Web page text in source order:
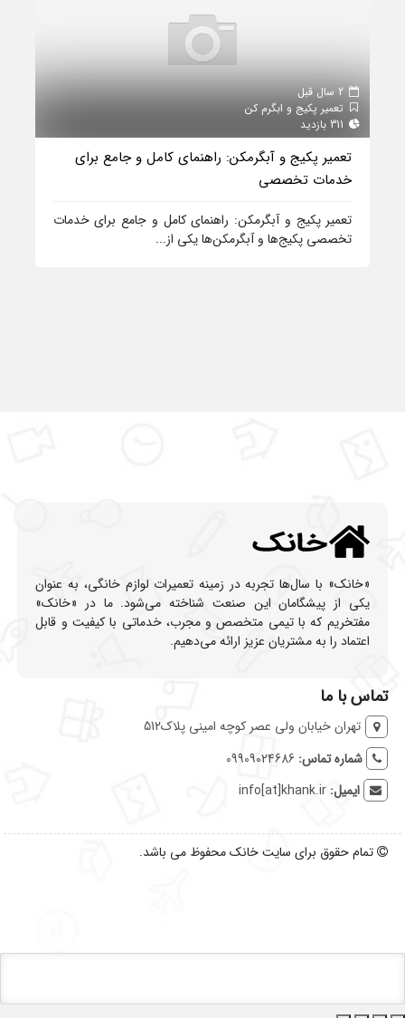
تعمیر پکیج و ابگرم کن
تعمیر پکیج و آبگرمکن: راهنمای کامل و جامع برای
خدمات تخصصی
تعمیر پکیج و آبگرمکن: راهنمای کامل و جامع برای خدمات
تخصصی پکیج‌ها و آبگرمکن‌ها یکی از...
«خانک» با سال‌ها تجربه در زمینه تعمیرات لوازم خانگی، به عنوان
یکی از پیشگامان این صنعت شناخته می‌شود. ما در «خانک»
مفتخریم که با تیمی متخصص و مجرب، خدماتی با کیفیت و قابل
اعتماد را به مشتریان عزیز ارائه می‌دهیم.
تماس با ما
تهران خیابان ولی عصر کوچه امینی پلاک512
شماره تماس: 09909024686
ایمیل:info[at]khank.ir
تمام حقوق برای سایت خانک محفوظ می باشد.